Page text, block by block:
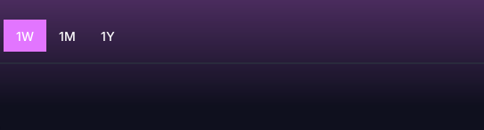
1W 1M 1Y